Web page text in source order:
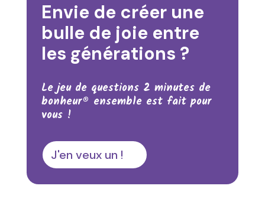
Envie de créer une
bulle de joie entre
les générations ?
Le jeu de questions 2 minutes de
bonheur® ensemble est fait pour
vous !
J'en veux un !